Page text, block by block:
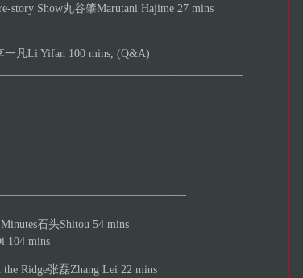
story Show丸谷肇Marutani Hajime 27 mins
一凡Li Yifan 100 mins, (Q&A)
石头Shitou 54 mins
104 mins
Ridge张磊Zhang Lei 22 mins